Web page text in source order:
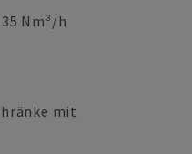
Nm³/h
mit